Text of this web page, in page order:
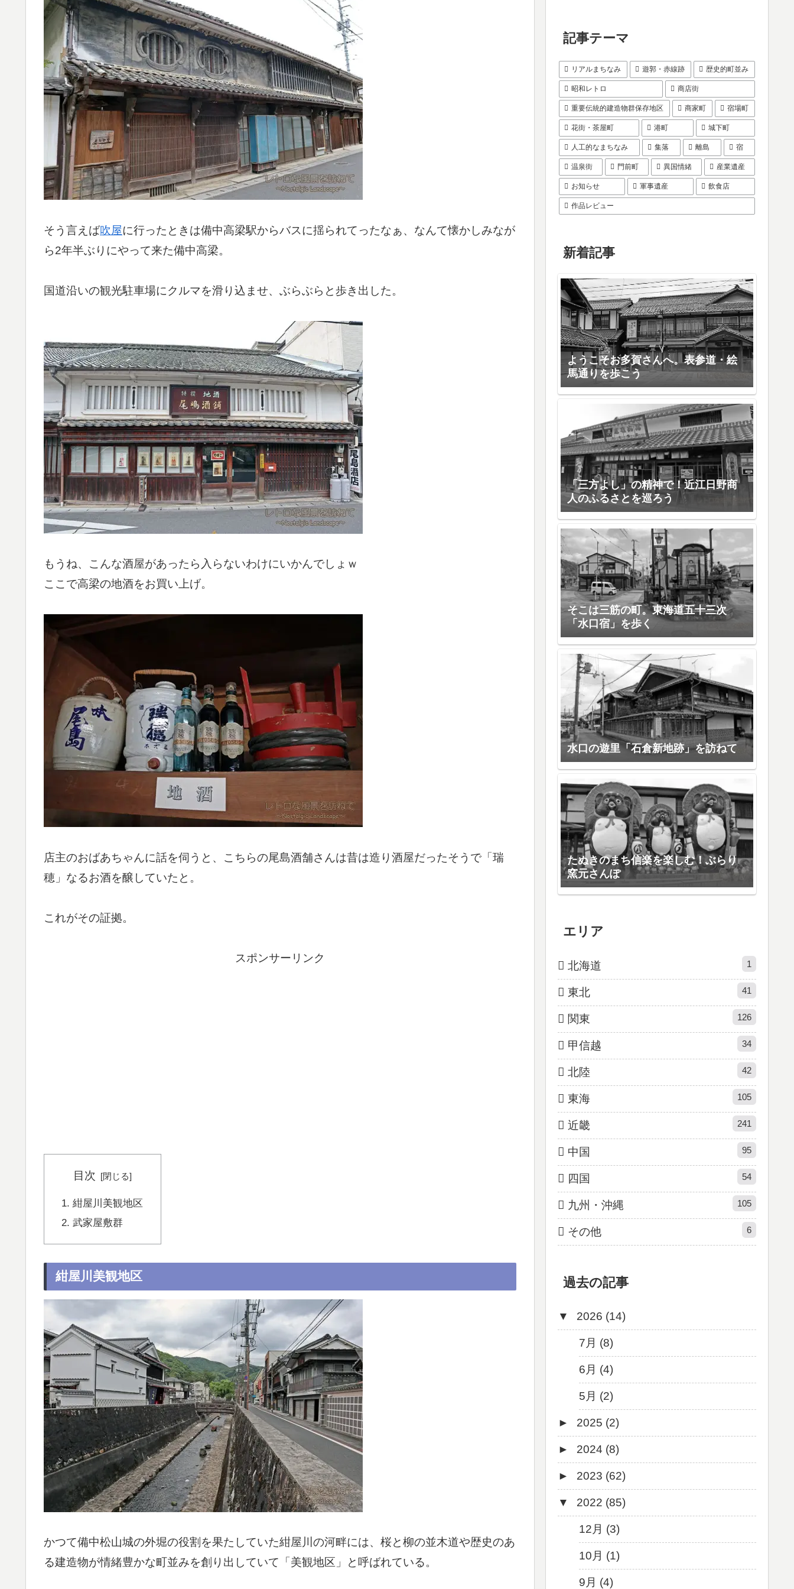
そう言えば吹屋に行ったときは備中高梁駅からバスに揺られてったなぁ、なんて懐かしみなが
ら2年半ぶりにやって来た備中高梁。
国道沿いの観光駐車場にクルマを滑り込ませ、ぶらぶらと歩き出した。
もうね、こんな酒屋があったら入らないわけにいかんでしょｗ
ここで高梁の地酒をお買い上げ。
店主のおばあちゃんに話を伺うと、こちらの尾島酒舗さんは昔は造り酒屋だったそうで「瑞
穂」なるお酒を醸していたと。
これがその証拠。
スポンサーリンク
目次
紺屋川美観地区
武家屋敷群
紺屋川美観地区
かつて備中松山城の外堀の役割を果たしていた紺屋川の河畔には、桜と柳の並木道や歴史のあ
る建造物が情緒豊かな町並みを創り出していて「美観地区」と呼ばれている。
記事テーマ
リアルまちなみ 遊郭・赤線跡 歴史的町並み
昭和レトロ 商店街
重要伝統的建造物群保存地区 商家町 宿場町
花街・茶屋町 港町 城下町
人工的なまちなみ 集落 離島 宿
温泉街 門前町 異国情緒 産業遺産
お知らせ 軍事遺産 飲食店
作品レビュー
新着記事
ようこそお多賀さんへ。表参道・絵
馬通りを歩こう
「三方よし」の精神で！近江日野商
人のふるさとを巡ろう
そこは三筋の町。東海道五十三次
「水口宿」を歩く
水口の遊里「石倉新地跡」を訪ねて
たぬきのまち信楽を楽しむ！ぶらり
窯元さんぽ
エリア
北海道 1
東北 41
関東 126
甲信越 34
北陸 42
東海 105
近畿 241
中国 95
四国 54
九州・沖縄 105
その他 6
過去の記事
▼ 2026 (14)
7月 (8)
6月 (4)
5月 (2)
► 2025 (2)
12月 (1)
6月 (1)
► 2024 (8)
8月 (1)
7月 (1)
5月 (2)
4月 (3)
3月 (1)
► 2023 (62)
9月 (1)
8月 (1)
7月 (8)
6月 (5)
▼ 2022 (85)
12月 (3)
10月 (1)
9月 (4)